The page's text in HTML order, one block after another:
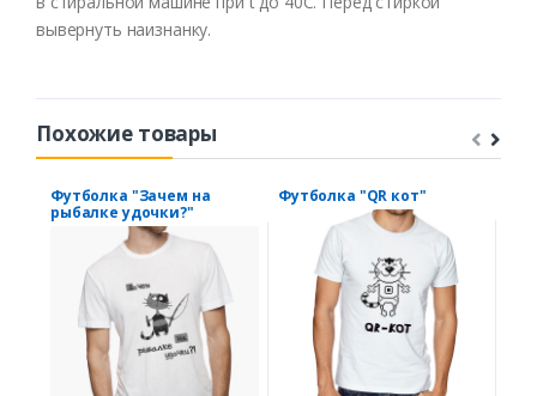
вывернуть наизнанку.
Похожие товары
Футболка "Зачем на
рыбалке удочки?"
Футболка "QR кот"